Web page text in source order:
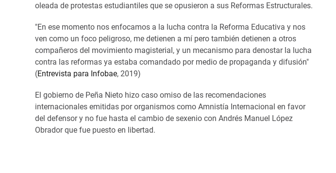
oleada de protestas estudiantiles que se opusieron a sus Reformas Estructurales.
"En ese momento nos enfocamos a la lucha contra la Reforma Educativa y nos
ven como un foco peligroso, me detienen a mí pero también detienen a otros
compañeros del movimiento magisterial, y un mecanismo para denostar la lucha
contra las reformas ya estaba comandado por medio de propaganda y difusión"
(Entrevista para Infobae, 2019)
El gobierno de Peña Nieto hizo caso omiso de las recomendaciones
internacionales emitidas por organismos como Amnistía Internacional en favor
del defensor y no fue hasta el cambio de sexenio con Andrés Manuel López
Obrador que fue puesto en libertad.